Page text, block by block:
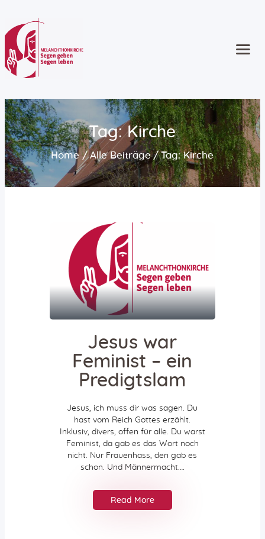
Tag: Kirche
Home Alle Beiträge Tag: Kirche
Start
Gottesdienste
Angebote
Kinder und Familie
Jugend
Erwachsene
Ältere Menschen
Konfirmation
Taufe | Trauung | Bestattung
Aktiv gegen Missbrauch
Geistreich
Predigten
Podcast-Tipps
Radioandachten
Neuigkeiten
Gemeindebrief
Vermietungen
Gemeindehaus
Jesus war
Feminist – ein
Predigtslam
Jesus, ich muss dir was sagen. Du
hast vom Reich Gottes erzählt.
Inklusiv, divers, offen für alle. Du warst
Feminist, da gab es das Wort noch
nicht. Nur Frauenhass, den gab es
schon. Und Männermacht.…
Read More